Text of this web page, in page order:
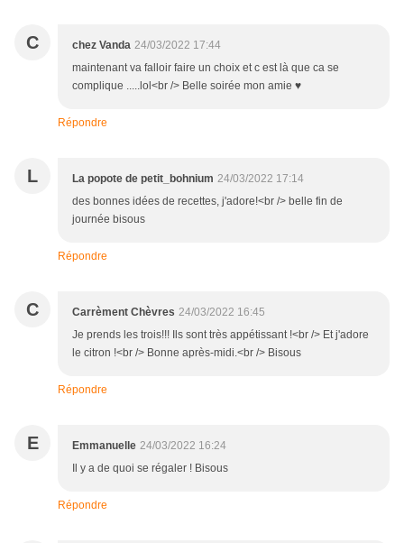
C chez Vanda 24/03/2022 17:44
maintenant va falloir faire un choix et c est là que ca se
complique .....lol<br /> Belle soirée mon amie ♥
Répondre
L La popote de petit_bohnium 24/03/2022 17:14
des bonnes idées de recettes, j'adore!<br /> belle fin de
journée bisous
Répondre
C Carrèment Chèvres 24/03/2022 16:45
Je prends les trois!!! Ils sont très appétissant !<br /> Et j'adore
le citron !<br /> Bonne après-midi.<br /> Bisous
Répondre
E Emmanuelle 24/03/2022 16:24
Il y a de quoi se régaler ! Bisous
Répondre